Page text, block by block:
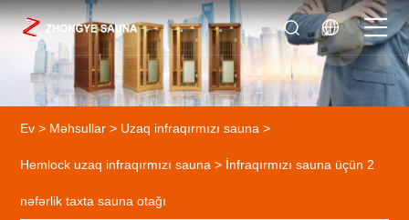
Ev > Məhsullar > Uzaq infraqırmızı sauna >
Hemlock uzaq infraqırmızı sauna > İnfraqırmızı sauna üçün 2
nəfərlik taxta sauna otağı